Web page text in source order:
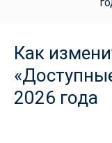
Как
2026 года